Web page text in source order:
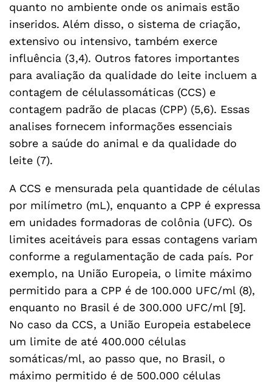
quanto no ambiente onde os animais estão
inseridos. Além disso, o sistema de criação,
extensivo ou intensivo, também exerce
influência (3,4). Outros fatores importantes
para avaliação da qualidade do leite incluem a
contagem de célulassomáticas (CCS) e
contagem padrão de placas (CPP) (5,6). Essas
analises fornecem informações essenciais
sobre a saúde do animal e da qualidade do
leite (7).
A CCS e mensurada pela quantidade de células
por milímetro (mL), enquanto a CPP é expressa
em unidades formadoras de colônia (UFC). Os
limites aceitáveis para essas contagens variam
conforme a regulamentação de cada país. Por
exemplo, na União Europeia, o limite máximo
permitido para a CPP é de 100.000 UFC/ml (8),
enquanto no Brasil é de 300.000 UFC/ml [9].
No caso da CCS, a União Europeia estabelece
um limite de até 400.000 células
somáticas/ml, ao passo que, no Brasil, o
máximo permitido é de 500.000 células